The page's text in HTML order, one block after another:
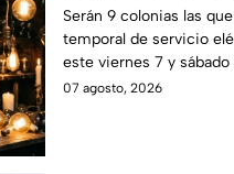
viernes 7 y
en 9 sitios
Serán 9 colonias las
temporal de servicio
este viernes 7 y
07 agosto, 2026